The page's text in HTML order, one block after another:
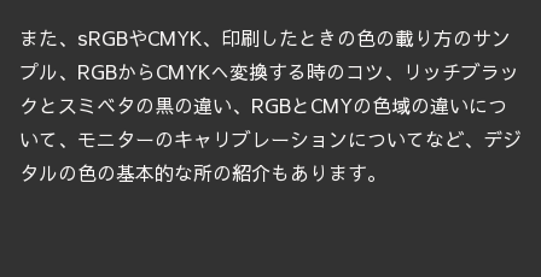
また、sRGBやCMYK、印刷したときの色の載り方のサン
プル、RGBからCMYKへ変換する時のコツ、リッチブラッ
クとスミベタの黒の違い、RGBとCMYの色域の違いにつ
いて、モニターのキャリブレーションについてなど、デジ
タルの色の基本的な所の紹介もあります。